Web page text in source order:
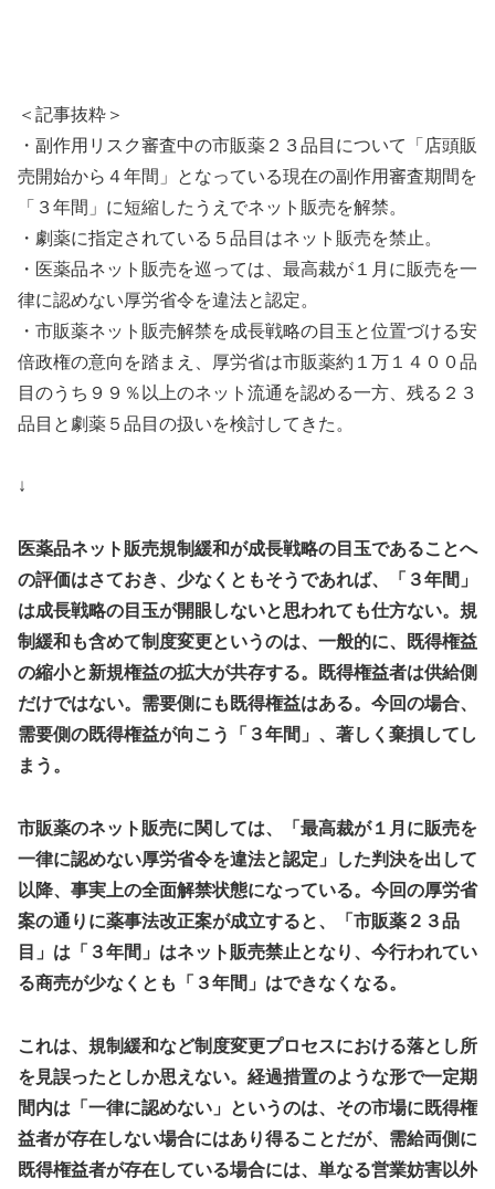
＜記事抜粋＞
・副作用リスク審査中の市販薬２３品目について「店頭販
売開始から４年間」となっている現在の副作用審査期間を
「３年間」に短縮したうえでネット販売を解禁。
・劇薬に指定されている５品目はネット販売を禁止。
・医薬品ネット販売を巡っては、最高裁が１月に販売を一
律に認めない厚労省令を違法と認定。
・市販薬ネット販売解禁を成長戦略の目玉と位置づける安
倍政権の意向を踏まえ、厚労省は市販薬約１万１４００品
目のうち９９％以上のネット流通を認める一方、残る２３
品目と劇薬５品目の扱いを検討してきた。
↓
医薬品ネット販売規制緩和が成長戦略の目玉であることへ
の評価はさておき、少なくともそうであれば、「３年間」
は成長戦略の目玉が開眼しないと思われても仕方ない。規
制緩和も含めて制度変更というのは、一般的に、既得権益
の縮小と新規権益の拡大が共存する。既得権益者は供給側
だけではない。需要側にも既得権益はある。今回の場合、
需要側の既得権益が向こう「３年間」、著しく棄損してし
まう。
市販薬のネット販売に関しては、「最高裁が１月に販売を
一律に認めない厚労省令を違法と認定」した判決を出して
以降、事実上の全面解禁状態になっている。今回の厚労省
案の通りに薬事法改正案が成立すると、「市販薬２３品
目」は「３年間」はネット販売禁止となり、今行われてい
る商売が少なくとも「３年間」はできなくなる。
これは、規制緩和など制度変更プロセスにおける落とし所
を見誤ったとしか思えない。経過措置のような形で一定期
間内は「一律に認めない」というのは、その市場に既得権
益者が存在しない場合にはあり得ることだが、需給両側に
既得権益者が存在している場合には、単なる営業妨害以外